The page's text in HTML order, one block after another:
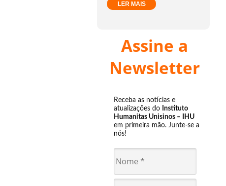
LER MAIS
Assine a
Newsletter
Receba as notícias e
atualizações do Instituto
Humanitas Unisinos – IHU
em primeira mão. Junte-se a
nós!